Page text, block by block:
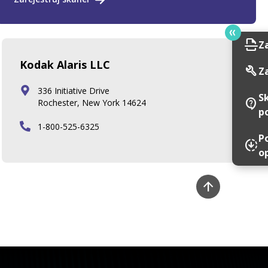
Kodak Alaris LLC
336 Initiative Drive
Rochester, New York 14624
1-800-525-6325
scan
build
contact_support
downloading